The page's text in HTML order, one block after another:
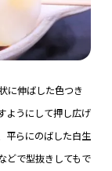
に伸ばした色つき
ようにして押し広げ
平らにのばした白生
どで型抜きしてもで